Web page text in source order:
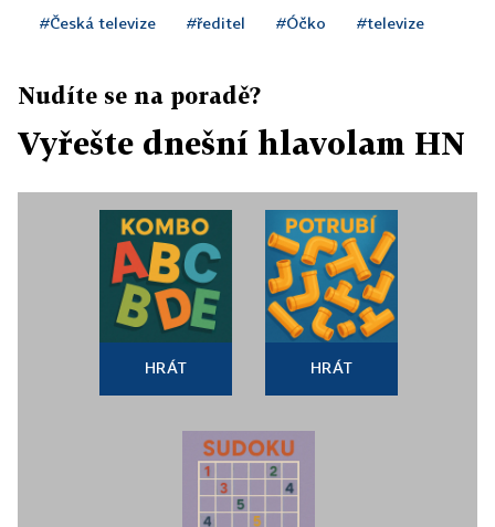
#Česká televize #ředitel #Óčko #televize
Nudíte se na poradě?
Vyřešte dnešní hlavolam HN
HRÁT HRÁT